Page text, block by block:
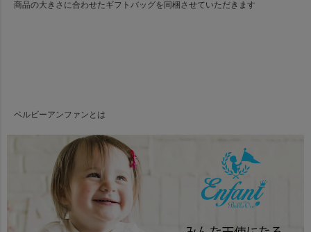
商品の大きさに合わせたギフトバッグを同梱させていただきます
ベルビーアンファンとは